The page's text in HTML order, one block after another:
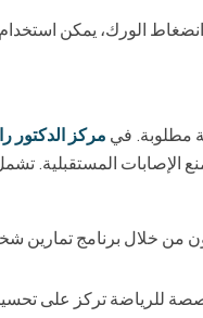
الورك، يمكن استخدام
مطلوبة. في مركز الدكتور
الإصابات المستقبلية.
من خلال برنامج تمارين
للرياضة تركز على